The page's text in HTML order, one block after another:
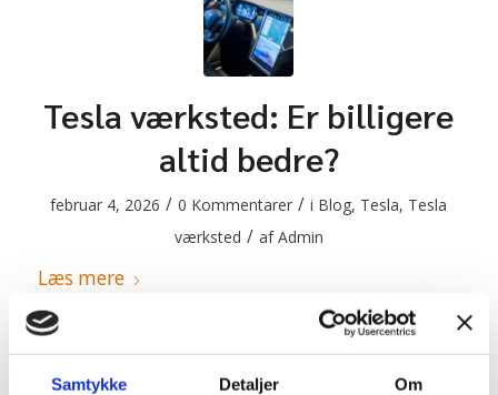
Samtykke Detaljer Om
Tesla værksted: Er billigere
altid bedre?
februar 4, 2026 / 0 Kommentarer / i Blog, Tesla, Tesla
værksted / afAdmin
Læs mere